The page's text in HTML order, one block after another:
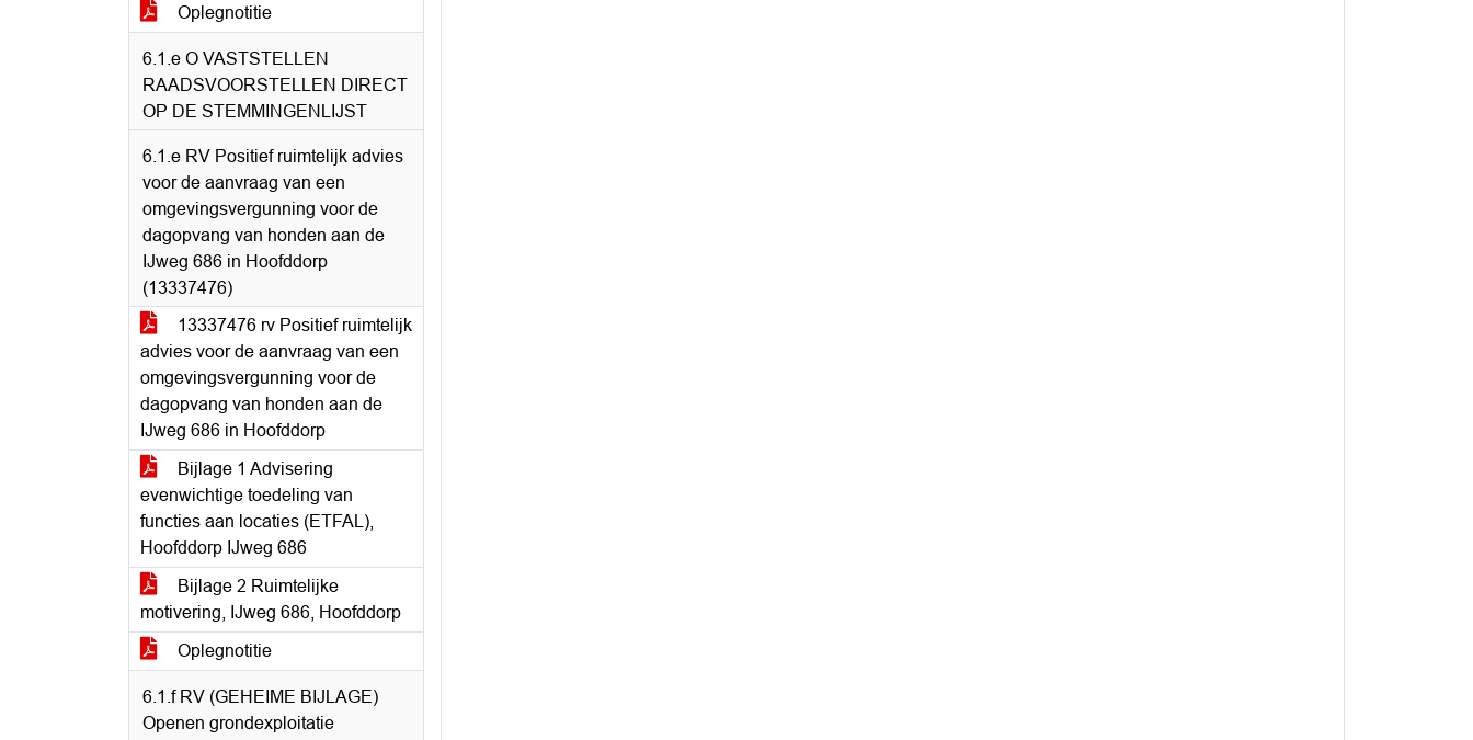
Oplegnotitie
6.1.e O VASTSTELLEN
RAADSVOORSTELLEN DIRECT
OP DE STEMMINGENLIJST
6.1.e RV Positief ruimtelijk advies
voor de aanvraag van een
omgevingsvergunning voor de
dagopvang van honden aan de
IJweg 686 in Hoofddorp
(13337476)
13337476 rv Positief ruimtelijk
advies voor de aanvraag van een
omgevingsvergunning voor de
dagopvang van honden aan de
IJweg 686 in Hoofddorp
Bijlage 1 Advisering
evenwichtige toedeling van
functies aan locaties (ETFAL),
Hoofddorp IJweg 686
Bijlage 2 Ruimtelijke
motivering, IJweg 686, Hoofddorp
Oplegnotitie
6.1.f RV (GEHEIME BIJLAGE)
Openen grondexploitatie